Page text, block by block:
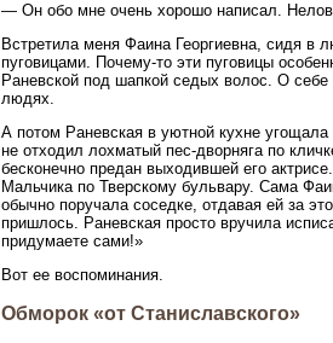
— Он обо мне очень хорошо написал.
Встретила меня Фаина Георгиевна, сидя в
пуговицами. Почему-то эти пуговицы
Раневской под шапкой седых волос. О
людях.
А потом Раневская в уютной кухне
не отходил лохматый пес-дворняга по
бесконечно предан выходившей его
Мальчика по Тверскому бульвару. Сама
обычно поручала соседке, отдавая ей за
пришлось. Раневская просто вручила
придумаете сами!»
Вот ее воспоминания.
Обморок «от Станиславского»